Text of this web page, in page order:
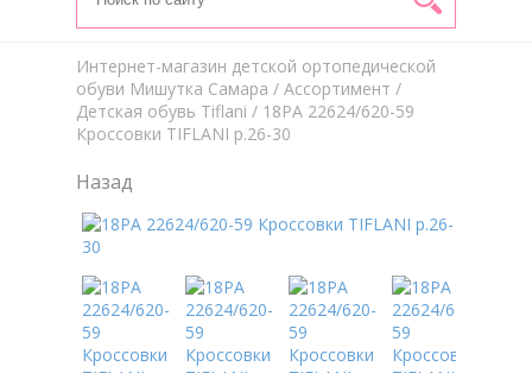
Интернет-магазин детской ортопедической
обуви Мишутка Самара / Aссортимент /
Детская обувь Tiflani / 18РА 22624/620-59
Кроссовки TIFLANI р.26-30
Назад